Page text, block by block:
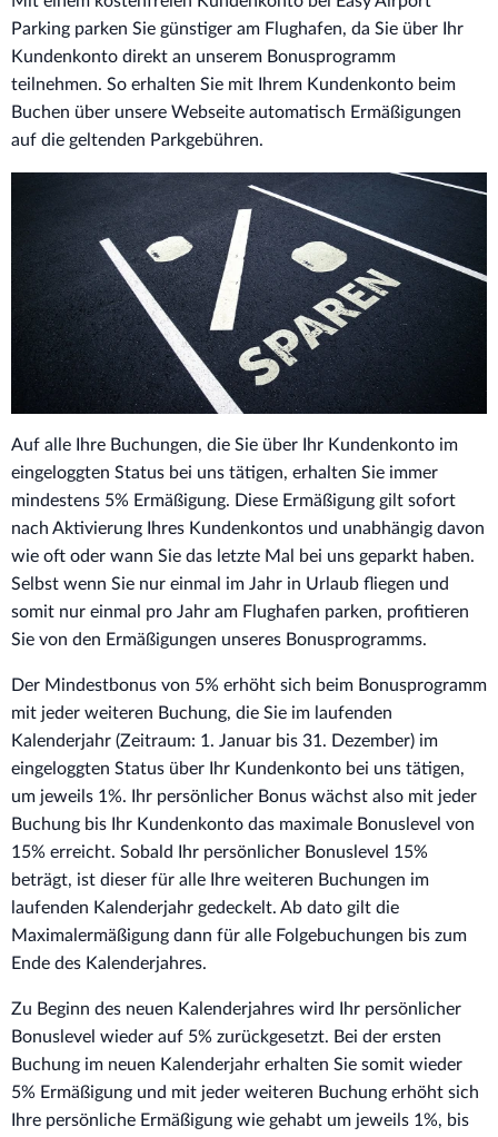
Parking parken Sie günstiger am Flughafen, da Sie über Ihr
Kundenkonto direkt an unserem Bonusprogramm
teilnehmen. So erhalten Sie mit Ihrem Kundenkonto beim
Buchen über unsere Webseite automatisch Ermäßigungen
auf die geltenden Parkgebühren.
Auf alle Ihre Buchungen, die Sie über Ihr Kundenkonto im
eingeloggten Status bei uns tätigen, erhalten Sie immer
mindestens 5% Ermäßigung. Diese Ermäßigung gilt sofort
nach Aktivierung Ihres Kundenkontos und unabhängig davon
wie oft oder wann Sie das letzte Mal bei uns geparkt haben.
Selbst wenn Sie nur einmal im Jahr in Urlaub fliegen und
somit nur einmal pro Jahr am Flughafen parken, profitieren
Sie von den Ermäßigungen unseres Bonusprogramms.
Der Mindestbonus von 5% erhöht sich beim Bonusprogramm
mit jeder weiteren Buchung, die Sie im laufenden
Kalenderjahr (Zeitraum: 1. Januar bis 31. Dezember) im
eingeloggten Status über Ihr Kundenkonto bei uns tätigen,
um jeweils 1%. Ihr persönlicher Bonus wächst also mit jeder
Buchung bis Ihr Kundenkonto das maximale Bonuslevel von
15% erreicht. Sobald Ihr persönlicher Bonuslevel 15%
beträgt, ist dieser für alle Ihre weiteren Buchungen im
laufenden Kalenderjahr gedeckelt. Ab dato gilt die
Maximalermäßigung dann für alle Folgebuchungen bis zum
Ende des Kalenderjahres.
Zu Beginn des neuen Kalenderjahres wird Ihr persönlicher
Bonuslevel wieder auf 5% zurückgesetzt. Bei der ersten
Buchung im neuen Kalenderjahr erhalten Sie somit wieder
5% Ermäßigung und mit jeder weiteren Buchung erhöht sich
Ihre persönliche Ermäßigung wie gehabt um jeweils 1%, bis